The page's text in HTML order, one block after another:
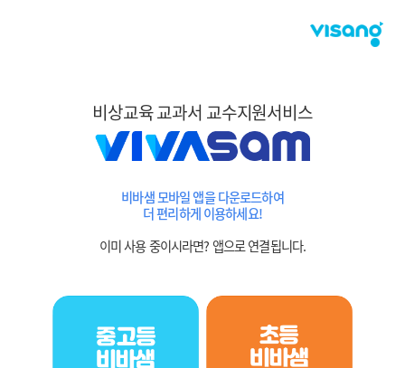
비상교육 교과서 교수지원서비스
비바샘 모바일 앱을 다운로드하여
더 편리하게 이용하세요!
이미 사용 중이시라면? 앱으로 연결됩니다.